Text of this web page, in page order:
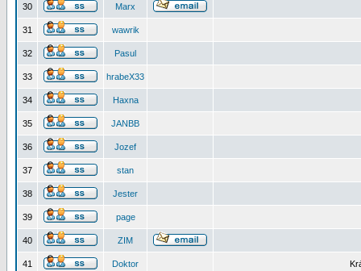
30 Marx
31 wawrik
32 Pasul
33 hrabeX33
34 Haxna
35 JANBB
36 Jozef
37 stan
38 Jester
39 page
40 ZIM
41 Doktor